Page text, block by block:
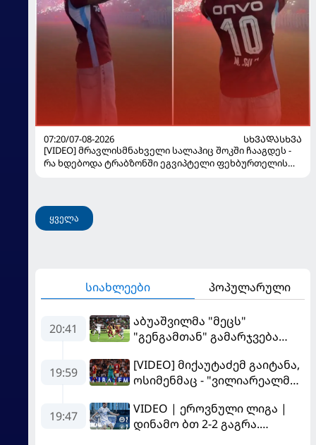
07:20/07-08-2026
ᲡᲮᲕᲐᲓᲐᲡᲮᲕᲐ
[VIDEO] მრავლისმნახველი სალაჰიც შოკში ჩააგდეს -
რა ხდებოდა ტრაბზონში ეგვიპტელი ფეხბურთელის
ყველა
სიახლეები პოპულარული
20:41
აბუაშვილმა "მეცს"
"გენგამთან" გამარჯვება
19:59
[VIDEO] მიქაუტაძემ გაიტანა,
ოსიმენმაც - "ვილიარეალმა"
"გალათასარაის" მოუგო
19:47
VIDEO | ეროვნული ლიგა |
დინამო ბთ 2-2 გაგრა.